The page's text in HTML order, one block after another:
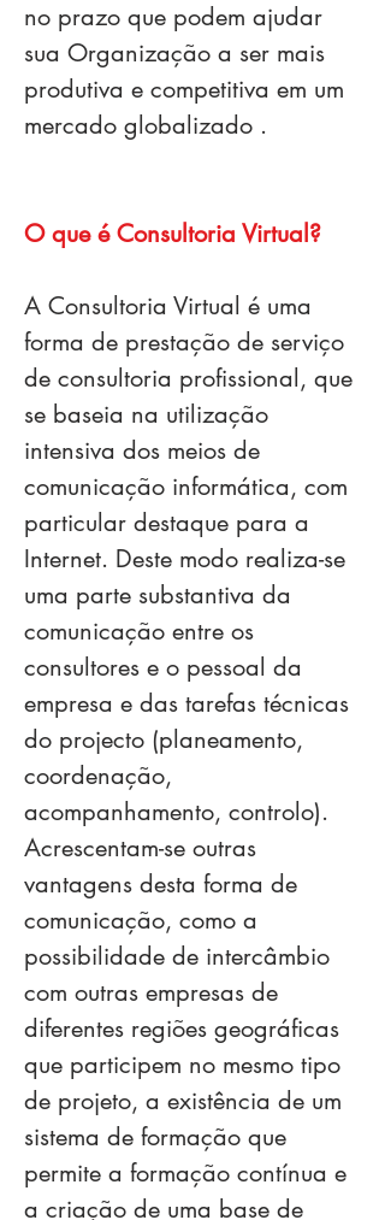
no prazo que podem ajudar
sua Organização a ser mais
produtiva e competitiva em um
mercado globalizado .
O que é Consultoria Virtual?
A Consultoria Virtual é uma
forma de prestação de serviço
de consultoria profissional, que
se baseia na utilização
intensiva dos meios de
comunicação informática, com
particular destaque para a
Internet. Deste modo realiza-se
uma parte substantiva da
comunicação entre os
consultores e o pessoal da
empresa e das tarefas técnicas
do projecto (planeamento,
coordenação,
acompanhamento, controlo).
Acrescentam-se outras
vantagens desta forma de
comunicação, como a
possibilidade de intercâmbio
com outras empresas de
diferentes regiões geográficas
que participem no mesmo tipo
de projeto, a existência de um
sistema de formação que
permite a formação contínua e
a criação de uma base de